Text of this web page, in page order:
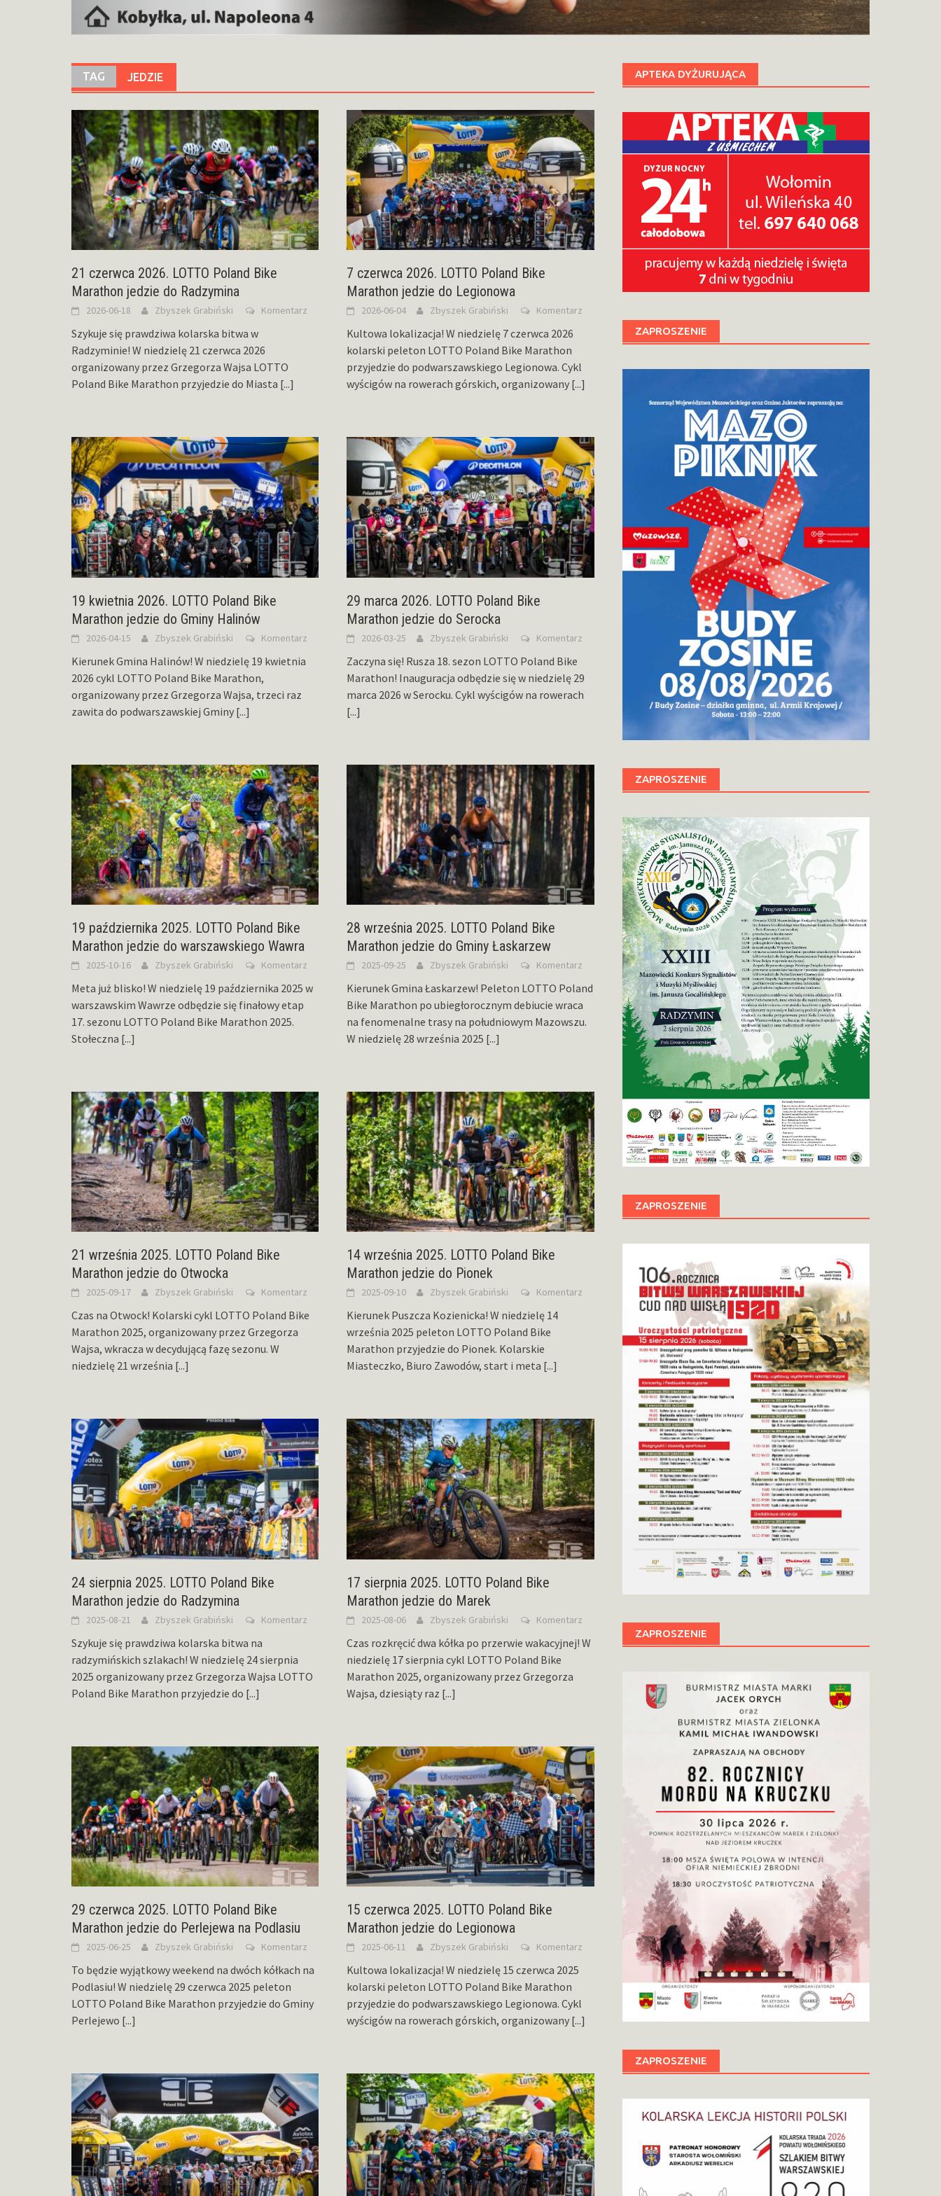
TAG JEDZIE
21 czerwca 2026. LOTTO Poland Bike
Marathon jedzie do Radzymina
2026-06-18 Zbyszek Grabiński Komentarz
Szykuje się prawdziwa kolarska bitwa w
Radzyminie! W niedzielę 21 czerwca 2026
organizowany przez Grzegorza Wajsa LOTTO
Poland Bike Marathon przyjedzie do Miasta [...]
7 czerwca 2026. LOTTO Poland Bike
Marathon jedzie do Legionowa
2026-06-04 Zbyszek Grabiński Komentarz
Kultowa lokalizacja! W niedzielę 7 czerwca 2026
kolarski peleton LOTTO Poland Bike Marathon
przyjedzie do podwarszawskiego Legionowa. Cykl
wyścigów na rowerach górskich, organizowany [...]
19 kwietnia 2026. LOTTO Poland Bike
Marathon jedzie do Gminy Halinów
2026-04-15 Zbyszek Grabiński Komentarz
Kierunek Gmina Halinów! W niedzielę 19 kwietnia
2026 cykl LOTTO Poland Bike Marathon,
organizowany przez Grzegorza Wajsa, trzeci raz
zawita do podwarszawskiej Gminy [...]
29 marca 2026. LOTTO Poland Bike
Marathon jedzie do Serocka
2026-03-25 Zbyszek Grabiński Komentarz
Zaczyna się! Rusza 18. sezon LOTTO Poland Bike
Marathon! Inauguracja odbędzie się w niedzielę 29
marca 2026 w Serocku. Cykl wyścigów na rowerach
[...]
19 października 2025. LOTTO Poland Bike
Marathon jedzie do warszawskiego Wawra
2025-10-16 Zbyszek Grabiński Komentarz
Meta już blisko! W niedzielę 19 października 2025 w
warszawskim Wawrze odbędzie się finałowy etap
17. sezonu LOTTO Poland Bike Marathon 2025.
Stołeczna [...]
28 września 2025. LOTTO Poland Bike
Marathon jedzie do Gminy Łaskarzew
2025-09-25 Zbyszek Grabiński Komentarz
Kierunek Gmina Łaskarzew! Peleton LOTTO Poland
Bike Marathon po ubiegłorocznym debiucie wraca
na fenomenalne trasy na południowym Mazowszu.
W niedzielę 28 września 2025 [...]
21 września 2025. LOTTO Poland Bike
Marathon jedzie do Otwocka
2025-09-17 Zbyszek Grabiński Komentarz
Czas na Otwock! Kolarski cykl LOTTO Poland Bike
Marathon 2025, organizowany przez Grzegorza
Wajsa, wkracza w decydującą fazę sezonu. W
niedzielę 21 września [...]
14 września 2025. LOTTO Poland Bike
Marathon jedzie do Pionek
2025-09-10 Zbyszek Grabiński Komentarz
Kierunek Puszcza Kozienicka! W niedzielę 14
września 2025 peleton LOTTO Poland Bike
Marathon przyjedzie do Pionek. Kolarskie
Miasteczko, Biuro Zawodów, start i meta [...]
24 sierpnia 2025. LOTTO Poland Bike
Marathon jedzie do Radzymina
2025-08-21 Zbyszek Grabiński Komentarz
Szykuje się prawdziwa kolarska bitwa na
radzymińskich szlakach! W niedzielę 24 sierpnia
2025 organizowany przez Grzegorza Wajsa LOTTO
Poland Bike Marathon przyjedzie do [...]
17 sierpnia 2025. LOTTO Poland Bike
Marathon jedzie do Marek
2025-08-06 Zbyszek Grabiński Komentarz
Czas rozkręcić dwa kółka po przerwie wakacyjnej! W
niedzielę 17 sierpnia cykl LOTTO Poland Bike
Marathon 2025, organizowany przez Grzegorza
Wajsa, dziesiąty raz [...]
29 czerwca 2025. LOTTO Poland Bike
Marathon jedzie do Perlejewa na Podlasiu
2025-06-25 Zbyszek Grabiński Komentarz
To będzie wyjątkowy weekend na dwóch kółkach na
Podlasiu! W niedzielę 29 czerwca 2025 peleton
LOTTO Poland Bike Marathon przyjedzie do Gminy
Perlejewo [...]
15 czerwca 2025. LOTTO Poland Bike
Marathon jedzie do Legionowa
2025-06-11 Zbyszek Grabiński Komentarz
Kultowa lokalizacja! W niedzielę 15 czerwca 2025
kolarski peleton LOTTO Poland Bike Marathon
przyjedzie do podwarszawskiego Legionowa. Cykl
wyścigów na rowerach górskich, organizowany [...]
APTEKA DYŻURUJĄCA
ZAPROSZENIE
ZAPROSZENIE
ZAPROSZENIE
ZAPROSZENIE
ZAPROSZENIE